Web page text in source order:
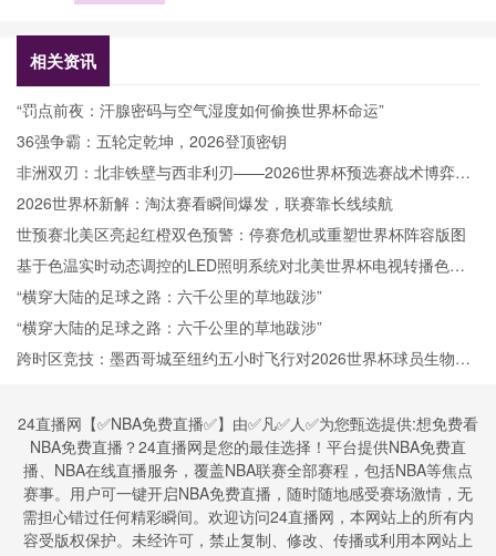
洛哥VS海
地在线直播
相关资讯
“罚点前夜：汗腺密码与空气湿度如何偷换世界杯命运”
36强争霸：五轮定乾坤，2026登顶密钥
非洲双刃：北非铁壁与西非利刃——2026世界杯预选赛战术博弈解
析
2026世界杯新解：淘汰赛看瞬间爆发，联赛靠长线续航
世预赛北美区亮起红橙双色预警：停赛危机或重塑世界杯阵容版图
基于色温实时动态调控的LED照明系统对北美世界杯电视转播色彩
还原度的影响机理分析
“横穿大陆的足球之路：六千公里的草地跋涉”
“横穿大陆的足球之路：六千公里的草地跋涉”
跨时区竞技：墨西哥城至纽约五小时飞行对2026世界杯球员生物钟
24直播网【✅NBA免费直播✅】由✅凡✅人✅为您甄选提供:想免费看
NBA免费直播？24直播网是您的最佳选择！平台提供NBA免费直
播、NBA在线直播服务，覆盖NBA联赛全部赛程，包括NBA等焦点
赛事。用户可一键开启NBA免费直播，随时随地感受赛场激情，无
需担心错过任何精彩瞬间。欢迎访问24直播网，本网站上的所有内
容受版权保护。未经许可，禁止复制、修改、传播或利用本网站上